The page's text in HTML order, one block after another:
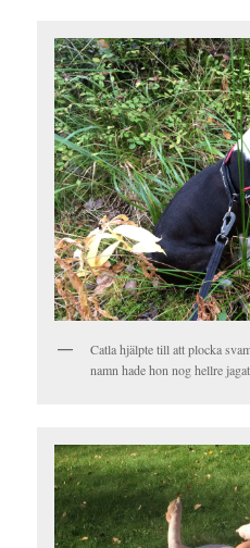
Catla hjälpte till att plocka
namn hade hon nog hellre